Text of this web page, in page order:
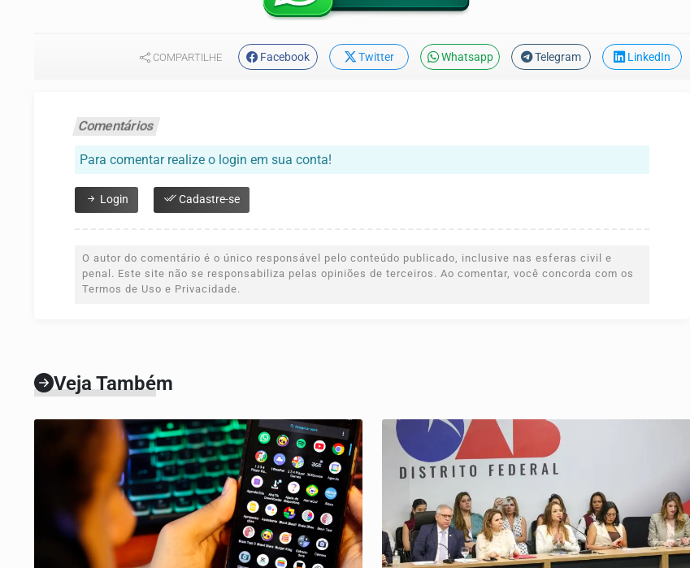
COMPARTILHE Facebook Twitter Whatsapp Telegram LinkedIn
Comentários
Para comentar realize o login em sua conta!
Login Cadastre-se
O autor do comentário é o único responsável pelo conteúdo publicado, inclusive nas esferas civil e
penal. Este site não se responsabiliza pelas opiniões de terceiros. Ao comentar, você concorda com os
Termos de Uso e Privacidade.
Veja Também